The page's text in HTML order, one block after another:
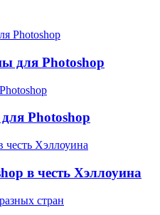
для Photoshop
Photoshop
в честь Хэллоуина